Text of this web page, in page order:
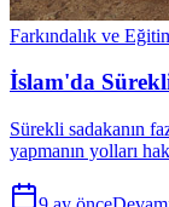
Farkındalık ve
İslam'da
Sürekli sadakanın
yapmanın yolları